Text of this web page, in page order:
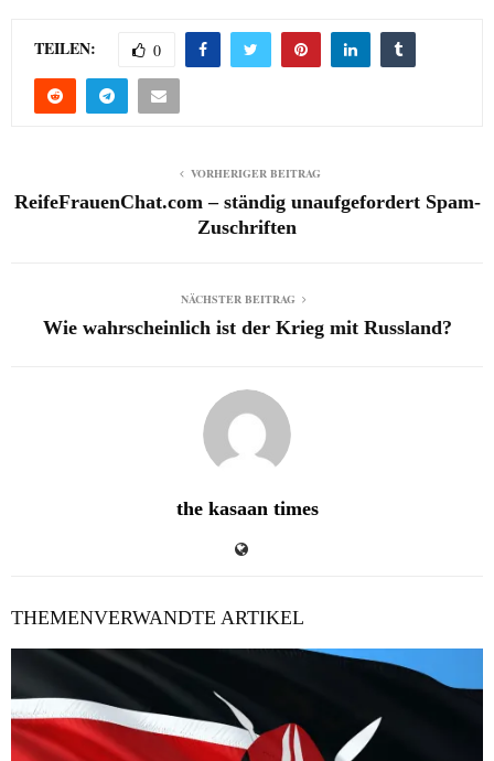
TEILEN: 0
VORHERIGER BEITRAG
ReifeFrauenChat.com – ständig unaufgefordert Spam-
Zuschriften
NÄCHSTER BEITRAG
Wie wahrscheinlich ist der Krieg mit Russland?
the kasaan times
THEMENVERWANDTE ARTIKEL